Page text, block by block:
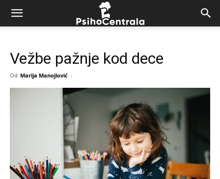
Vežbe pažnje kod dece
Od Marija Manojlović -